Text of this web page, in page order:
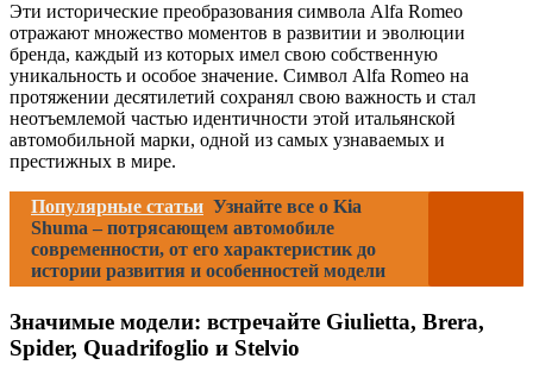
Эти исторические преобразования символа Alfa Romeo
отражают множество моментов в развитии и эволюции
бренда, каждый из которых имел свою собственную
уникальность и особое значение. Символ Alfa Romeo на
протяжении десятилетий сохранял свою важность и стал
неотъемлемой частью идентичности этой итальянской
автомобильной марки, одной из самых узнаваемых и
престижных в мире.
Популярные статьи Узнайте все о Kia
Shuma – потрясающем автомобиле
современности, от его характеристик до
истории развития и особенностей модели
Значимые модели: встречайте Giulietta, Brera,
Spider, Quadrifoglio и Stelvio